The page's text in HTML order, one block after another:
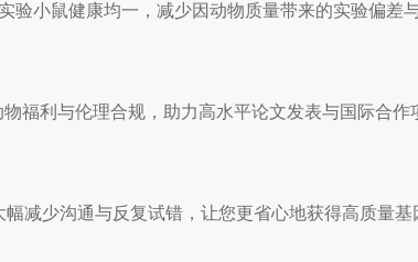
小鼠健康均一，减少因动物质量带来的实验偏差与
福利与伦理合规，助力高水平论文发表与国际合作
减少沟通与反复试错，让您更省心地获得高质量